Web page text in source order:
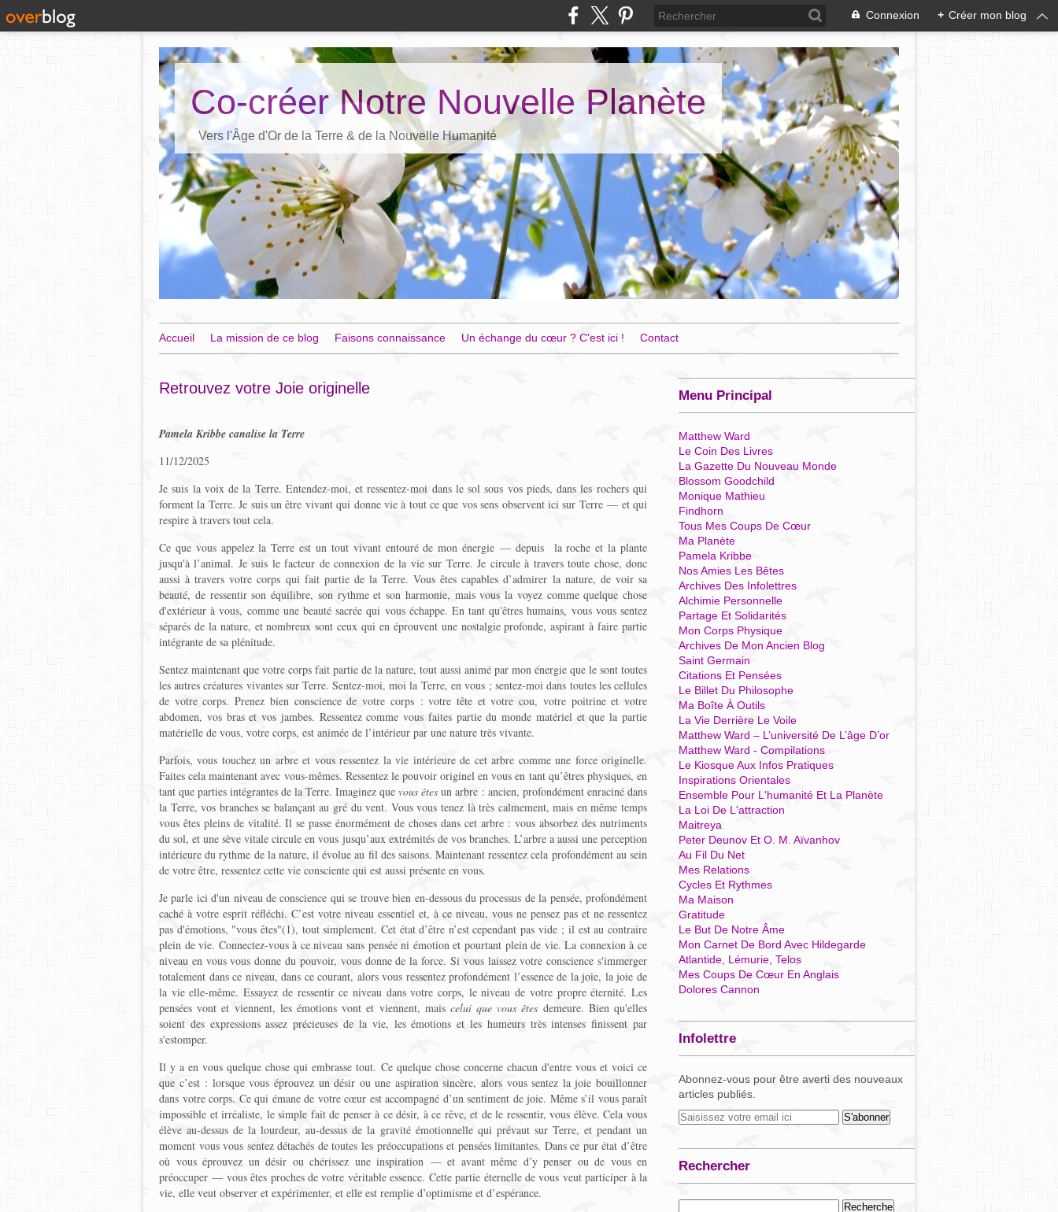
Connexion + Créer mon blog
Co-créer Notre Nouvelle Planète
Vers l'Âge d'Or de la Terre & de la Nouvelle Humanité
Accueil La mission de ce blog Faisons connaissance Un échange du cœur ? C'est ici ! Contact
Retrouvez votre Joie originelle
Pamela Kribbe canalise la Terre
11/12/2025
Je suis la voix de la Terre. Entendez-moi, et ressentez-moi dans le sol sous vos pieds, dans les rochers qui
forment la Terre. Je suis un être vivant qui donne vie à tout ce que vos sens observent ici sur Terre — et qui
respire à travers tout cela.
Ce que vous appelez la Terre est un tout vivant entouré de mon énergie — depuis la roche et la plante
jusqu'à l’animal. Je suis le facteur de connexion de la vie sur Terre. Je circule à travers toute chose, donc
aussi à travers votre corps qui fait partie de la Terre. Vous êtes capables d’admirer la nature, de voir sa
beauté, de ressentir son équilibre, son rythme et son harmonie, mais vous la voyez comme quelque chose
d'extérieur à vous, comme une beauté sacrée qui vous échappe. En tant qu'êtres humains, vous vous sentez
séparés de la nature, et nombreux sont ceux qui en éprouvent une nostalgie profonde, aspirant à faire partie
intégrante de sa plénitude.
Sentez maintenant que votre corps fait partie de la nature, tout aussi animé par mon énergie que le sont toutes
les autres créatures vivantes sur Terre. Sentez-moi, moi la Terre, en vous ; sentez-moi dans toutes les cellules
de votre corps. Prenez bien conscience de votre corps : votre tête et votre cou, votre poitrine et votre
abdomen, vos bras et vos jambes. Ressentez comme vous faites partie du monde matériel et que la partie
matérielle de vous, votre corps, est animée de l’intérieur par une nature très vivante.
Parfois, vous touchez un arbre et vous ressentez la vie intérieure de cet arbre comme une force originelle.
Faites cela maintenant avec vous-mêmes. Ressentez le pouvoir originel en vous en tant qu’êtres physiques, en
tant que parties intégrantes de la Terre. Imaginez que vous êtes un arbre : ancien, profondément enraciné dans
la Terre, vos branches se balançant au gré du vent. Vous vous tenez là très calmement, mais en même temps
vous êtes pleins de vitalité. Il se passe énormément de choses dans cet arbre : vous absorbez des nutriments
du sol, et une sève vitale circule en vous jusqu’aux extrémités de vos branches. L’arbre a aussi une perception
intérieure du rythme de la nature, il évolue au fil des saisons. Maintenant ressentez cela profondément au sein
de votre être, ressentez cette vie consciente qui est aussi présente en vous.
Je parle ici d'un niveau de conscience qui se trouve bien en-dessous du processus de la pensée, profondément
caché à votre esprit réfléchi. C’est votre niveau essentiel et, à ce niveau, vous ne pensez pas et ne ressentez
pas d'émotions, "vous êtes"(1), tout simplement. Cet état d’être n’est cependant pas vide ; il est au contraire
plein de vie. Connectez-vous à ce niveau sans pensée ni émotion et pourtant plein de vie. La connexion à ce
niveau en vous vous donne du pouvoir, vous donne de la force. Si vous laissez votre conscience s'immerger
totalement dans ce niveau, dans ce courant, alors vous ressentez profondément l’essence de la joie, la joie de
la vie elle-même. Essayez de ressentir ce niveau dans votre corps, le niveau de votre propre éternité. Les
pensées vont et viennent, les émotions vont et viennent, mais celui que vous êtes demeure. Bien qu'elles
soient des expressions assez précieuses de la vie, les émotions et les humeurs très intenses finissent par
s'estomper.
Il y a en vous quelque chose qui embrasse tout. Ce quelque chose concerne chacun d'entre vous et voici ce
que c’est : lorsque vous éprouvez un désir ou une aspiration sincère, alors vous sentez la joie bouillonner
dans votre corps. Ce qui émane de votre cœur est accompagné d’un sentiment de joie. Même s’il vous paraît
impossible et irréaliste, le simple fait de penser à ce désir, à ce rêve, et de le ressentir, vous élève. Cela vous
élève au-dessus de la lourdeur, au-dessus de la gravité émotionnelle qui prévaut sur Terre, et pendant un
moment vous vous sentez détachés de toutes les préoccupations et pensées limitantes. Dans ce pur état d’être
où vous éprouvez un désir ou chérissez une inspiration — et avant même d’y penser ou de vous en
préoccuper — vous êtes proches de votre véritable essence. Cette partie éternelle de vous veut participer à la
vie, elle veut observer et expérimenter, et elle est remplie d’optimisme et d’espérance.
Menu Principal
Matthew Ward
Le Coin Des Livres
La Gazette Du Nouveau Monde
Blossom Goodchild
Monique Mathieu
Findhorn
Tous Mes Coups De Cœur
Ma Planète
Pamela Kribbe
Nos Amies Les Bêtes
Archives Des Infolettres
Alchimie Personnelle
Partage Et Solidarités
Mon Corps Physique
Archives De Mon Ancien Blog
Saint Germain
Citations Et Pensées
Le Billet Du Philosophe
Ma Boîte À Outils
La Vie Derrière Le Voile
Matthew Ward – L’université De L’âge D’or
Matthew Ward - Compilations
Le Kiosque Aux Infos Pratiques
Inspirations Orientales
Ensemble Pour L'humanité Et La Planète
La Loi De L'attraction
Maitreya
Peter Deunov Et O. M. Aïvanhov
Au Fil Du Net
Mes Relations
Cycles Et Rythmes
Ma Maison
Gratitude
Le But De Notre Âme
Mon Carnet De Bord Avec Hildegarde
Atlantide, Lémurie, Telos
Mes Coups De Cœur En Anglais
Dolores Cannon
Infolettre
Abonnez-vous pour être averti des nouveaux
articles publiés.
Rechercher